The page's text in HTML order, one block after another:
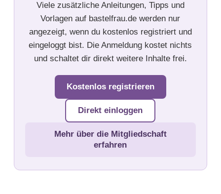
Viele zusätzliche Anleitungen, Tipps und
Vorlagen auf bastelfrau.de werden nur
angezeigt, wenn du kostenlos registriert und
eingeloggt bist. Die Anmeldung kostet nichts
und schaltet dir direkt weitere Inhalte frei.
Kostenlos registrieren
Direkt einloggen
Mehr über die Mitgliedschaft
erfahren